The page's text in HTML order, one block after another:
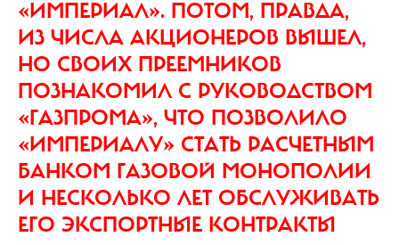
«ИМПЕРИАЛ». ПОТОМ, ПРАВДА,
ИЗ ЧИСЛА АКЦИОНЕРОВ ВЫШЕЛ,
НО СВОИХ ПРЕЕМНИКОВ
ПОЗНАКОМИЛ С РУКОВОДСТВОМ
«ГАЗПРОМА», ЧТО ПОЗВОЛИЛО
«ИМПЕРИАЛУ» СТАТЬ РАСЧЕТНЫМ
БАНКОМ ГАЗОВОЙ МОНОПОЛИИ
И НЕСКОЛЬКО ЛЕТ ОБСЛУЖИВАТЬ
ЕГО ЭКСПОРТНЫЕ КОНТРАКТЫ